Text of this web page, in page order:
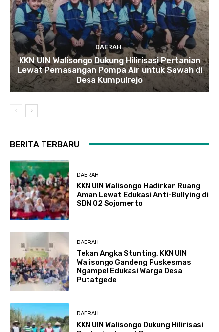
DAERAH
KKN UIN Walisongo Dukung Hilirisasi Pertanian
Lewat Pemasangan Pompa Air untuk Sawah di
Desa Kumpulrejo
BERITA TERBARU
DAERAH
KKN UIN Walisongo Hadirkan Ruang
Aman Lewat Edukasi Anti-Bullying di
SDN 02 Sojomerto
DAERAH
Tekan Angka Stunting, KKN UIN
Walisongo Gandeng Puskesmas
Ngampel Edukasi Warga Desa
Putatgede
DAERAH
KKN UIN Walisongo Dukung Hilirisasi